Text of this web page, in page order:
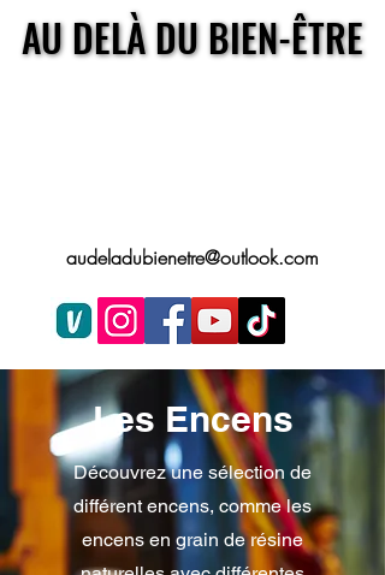
AU DELÀ DU BIEN-ÊTRE
AU DELÀ DU BIEN-ÊTRE
audeladubienetre@outlook.com
Les Encens
Découvrez une sélection de
différent encens, comme les
encens en grain de résine